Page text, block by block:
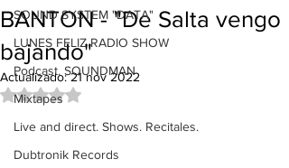
SOUND SYSTEM "DATA"
LUNES FELIZ RADIO SHOW
Podcast. SOUNDMAN
Mixtapes
Live and direct. Shows. Recitales.
Dubtronik Records
BANTON - "De Salta vengo
bajando"
Actualizado:21 nov 2022
Obtuvo NaN de 5 estrellas.